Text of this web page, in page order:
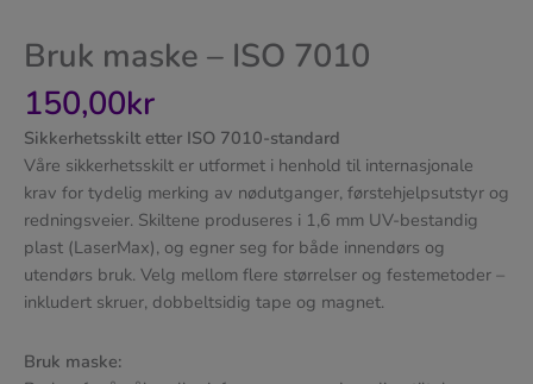
Bruk maske – ISO 7010
150,00kr
Sikkerhetsskilt etter ISO 7010-standard
Våre sikkerhetsskilt er utformet i henhold til internasjonale
krav for tydelig merking av nødutganger, førstehjelpsutstyr og
redningsveier. Skiltene produseres i 1,6 mm UV-bestandig
plast (LaserMax), og egner seg for både innendørs og
utendørs bruk. Velg mellom flere størrelser og festemetoder –
inkludert skruer, dobbeltsidig tape og magnet.
Bruk maske: